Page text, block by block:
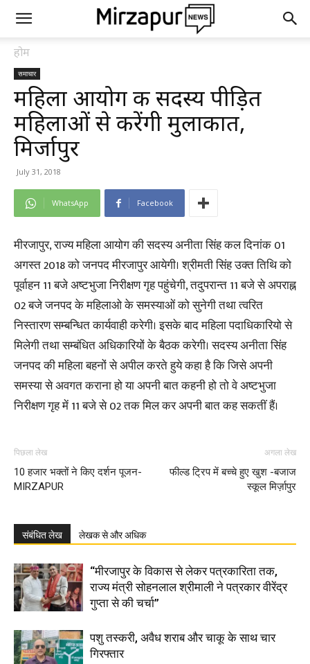
होम
समाचार
महिला आयोग की सदस्य पीड़ित
महिलाओं से करेंगी मुलाकात,
मिर्जापुर
July 31, 2018
WhatsApp Facebook
मीरजापुर, राज्य महिला आयोग की सदस्य अनीता सिंह कल दिनांक 01
अगस्त 2018 को जनपद मीरजापुर आयेगी। श्रीमती सिंह उक्त तिथि को
पूर्वाहन 11 बजे अष्टभुजा निरीक्षण गृह पहुंचेगी, तदुपरान्त 11 बजे से अपराह्न
02 बजे जनपद के महिलाओ के समस्याओं को सुनेगी तथा त्वरित
निस्तारण सम्बन्धित कार्यवाही करेगी। इसके बाद महिला पदाधिकारियो से
मिलेगी तथा सम्बंधित अधिकारियों के बैठक करेगी। सदस्य अनीता सिंह
जनपद की महिला बहनों से अपील करते हुये कहा है कि जिसे अपनी
समस्या से अवगत कराना हो या अपनी बात कहनी हो तो वे अष्टभुजा
निरीक्षण गृह में 11 बजे से 02 तक मिल कर अपनी बात कह सकतीं हैं।
पिछला लेख
10 हजार भक्तों ने किए दर्शन पूजन-
MIRZAPUR
अगला लेख
फील्ड ट्रिप में बच्चे हुए खुश -बजाज
स्कूल मिर्ज़ापुर
संबंधित लेख लेखक से और अधिक
“मीरजापुर के विकास से लेकर पत्रकारिता तक,
राज्य मंत्री सोहनलाल श्रीमाली ने पत्रकार वीरेंद्र
गुप्ता से की चर्चा”
पशु तस्करी, अवैध शराब और चाकू के साथ चार
गिरफ्तार